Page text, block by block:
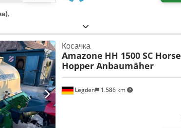
,
Legden 1.586 km
Косачка
Amazone HH 1500 SC Horse
Hopper Anbaumäher